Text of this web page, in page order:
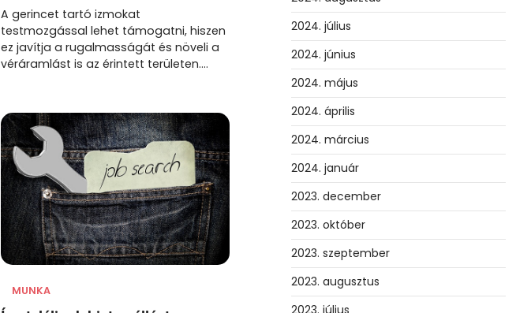
A gerincet tartó izmokat
testmozgással lehet támogatni, hiszen
ez javítja a rugalmasságát és növeli a
véráramlást is az érintett területen.…
MUNKA
2024. július
2024. június
2024. május
2024. április
2024. március
2024. január
2023. december
2023. október
2023. szeptember
2023. augusztus
2023. július